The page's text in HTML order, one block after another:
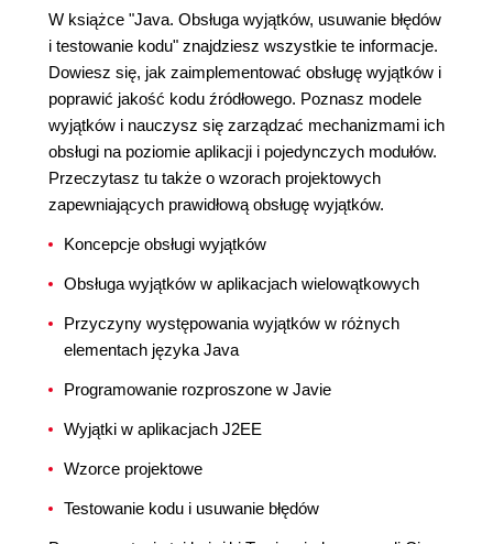
W książce "Java. Obsługa wyjątków, usuwanie błędów
i testowanie kodu" znajdziesz wszystkie te informacje.
Dowiesz się, jak zaimplementować obsługę wyjątków i
poprawić jakość kodu źródłowego. Poznasz modele
wyjątków i nauczysz się zarządzać mechanizmami ich
obsługi na poziomie aplikacji i pojedynczych modułów.
Przeczytasz tu także o wzorach projektowych
zapewniających prawidłową obsługę wyjątków.
Koncepcje obsługi wyjątków
Obsługa wyjątków w aplikacjach wielowątkowych
Przyczyny występowania wyjątków w różnych
elementach języka Java
Programowanie rozproszone w Javie
Wyjątki w aplikacjach J2EE
Wzorce projektowe
Testowanie kodu i usuwanie błędów